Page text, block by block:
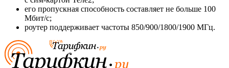
его пропускная способность составляет не больше 100
Мбит/с;
роутер поддерживает частоты 850/900/1800/1900 МГц.